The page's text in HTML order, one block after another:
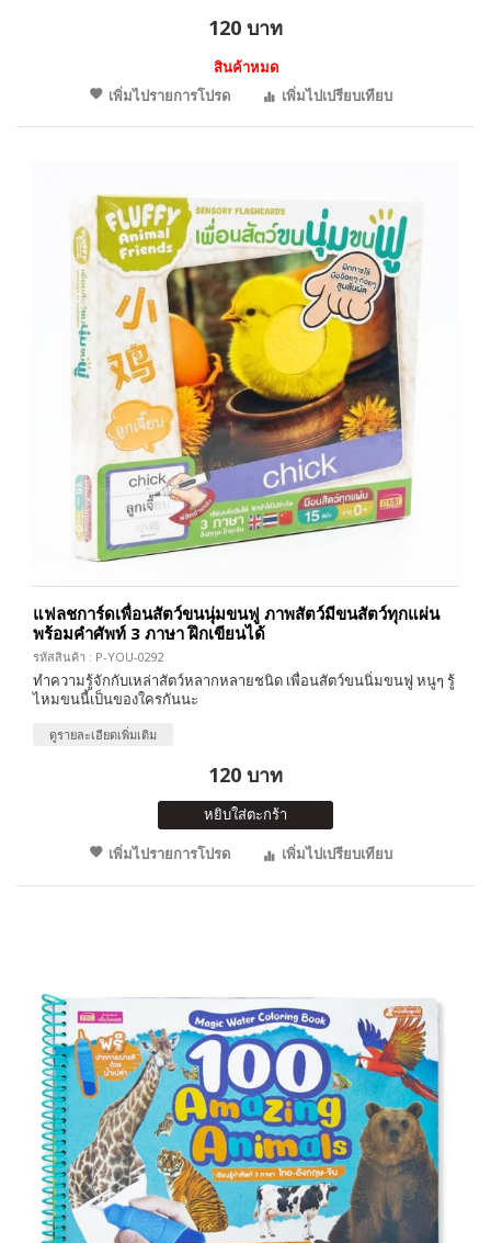
120 บาท
สินค้าหมด
เพิ่มไปรายการโปรด
เพิ่มไปเปรียบเทียบ
แฟลชการ์ดเพื่อนสัตว์ขนนุ่มขนฟู ภาพสัตว์มีขนสัตว์ทุกแผ่น
พร้อมคำศัพท์ 3 ภาษา ฝึกเขียนได้
รหัสสินค้า : P-YOU-0292
ทำความรู้จักกับเหล่าสัตว์หลากหลายชนิด เพื่อนสัตว์ขนนิ่มขนฟู หนูๆ รู้
ไหมขนนี้เป็นของใครกันนะ
ดูรายละเอียดเพิ่มเติม
120 บาท
หยิบใส่ตะกร้า
เพิ่มไปรายการโปรด
เพิ่มไปเปรียบเทียบ